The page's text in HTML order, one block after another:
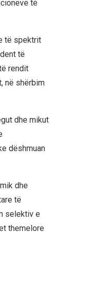
të
të spektrit
të
rendit
në shërbim
dhe mikut
dëshmuan
dhe
të
selektiv e
themelore